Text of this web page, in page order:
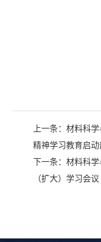
上一条： 材料科
精神学习教育启
下一条： 材料科学
（扩大）学习会议